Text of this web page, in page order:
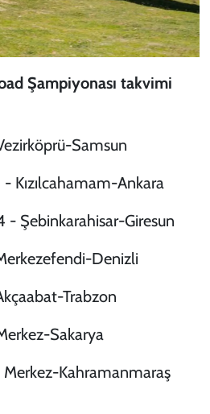
Şampiyonası takvimi
Samsun
Ankara
Şebinkarahisar-Giresun
Denizli
Trabzon
Sakarya
Kahramanmaraş